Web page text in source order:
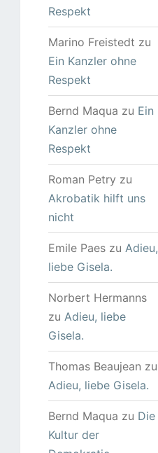
Respekt
Marino Freistedt zu
Ein Kanzler ohne
Respekt
Bernd Maqua zu Ein
Kanzler ohne
Respekt
Roman Petry zu
Akrobatik hilft uns
nicht
Emile Paeszu Adieu,
liebe Gisela.
Norbert Hermanns
zu Adieu, liebe
Gisela.
Thomas Beaujean zu
Adieu, liebe Gisela.
Bernd Maqua zu Die
Kultur der